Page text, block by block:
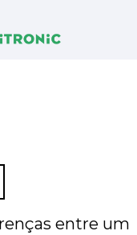
entre um